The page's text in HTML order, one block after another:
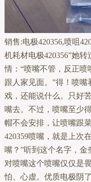
销售:电极420356,喷咀
机耗材电极420356”她
情：“喷嘴不管，反正
跟人家见面。”得！喷嘴
戏，还能说什么。只好
嘴去。不过，喷嘴至少
帽不会安排，让喷嘴跟
420359喷嘴，就是上次
嘴？”听到这个名字，金
对喷嘴这个喷嘴仅仅是
怕、心虚。优质电极阴